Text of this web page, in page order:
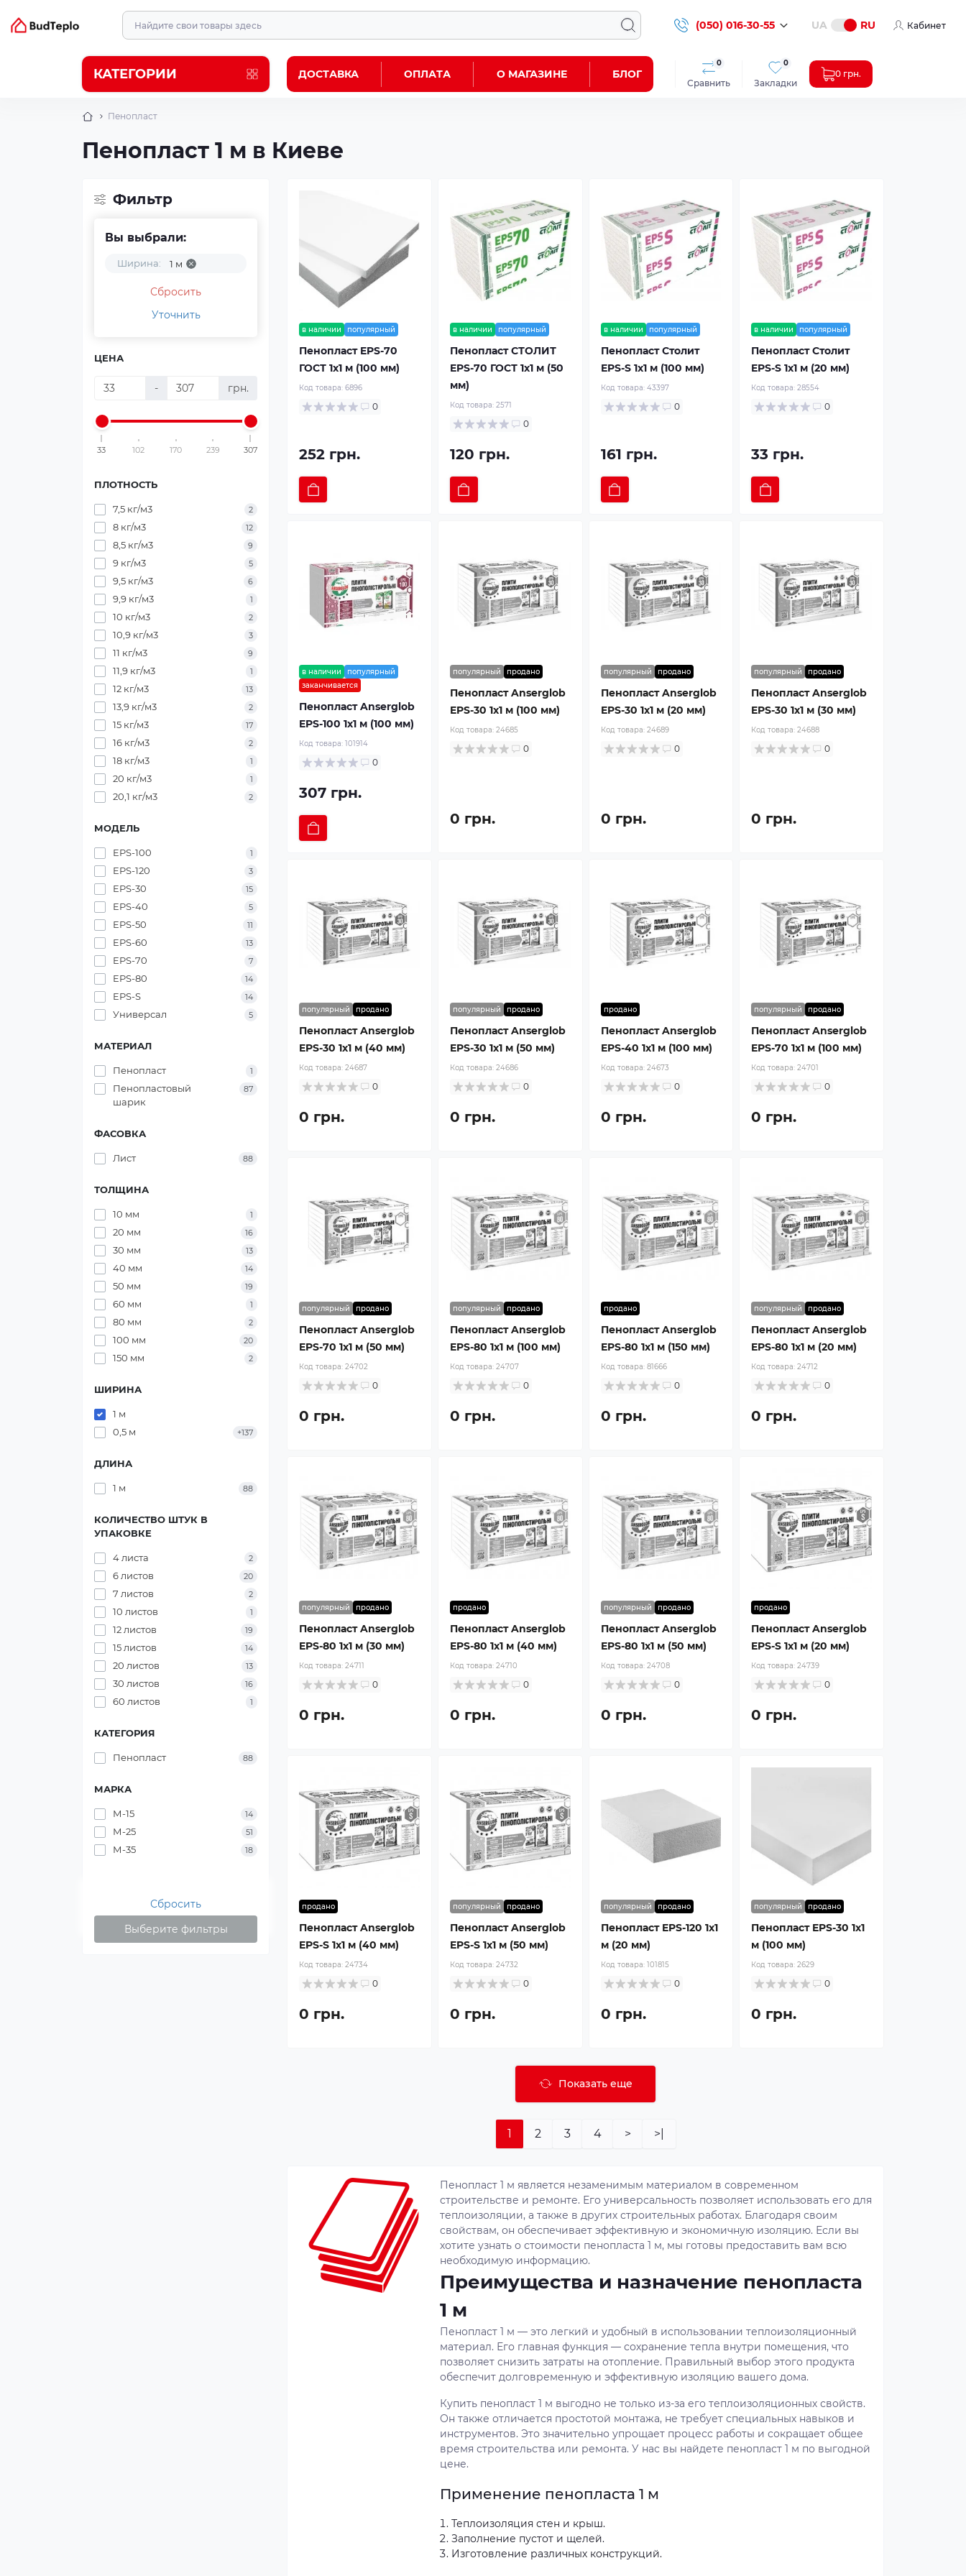
(050) 016-30-55 UA RU Кабинет
КАТЕГОРИИ ДОСТАВКА ОПЛАТА О МАГАЗИНЕ БЛОГ
Сравнить
0
Закладки
0
0 грн.
Пенопласт
Пенопласт 1 м в Киеве
Фильтр
Вы выбрали:
Ширина: 1 м
Сбросить
Уточнить
ЦЕНА
- грн.
33 102 170 239 307
ПЛОТНОСТЬ
7,5 кг/м3 2
8 кг/м3 12
8,5 кг/м3 9
9 кг/м3 5
9,5 кг/м3 6
9,9 кг/м3 1
10 кг/м3 2
10,9 кг/м3 3
11 кг/м3 9
11,9 кг/м3 1
12 кг/м3 13
13,9 кг/м3 2
15 кг/м3 17
16 кг/м3 2
18 кг/м3 1
20 кг/м3 1
20,1 кг/м3 2
МОДЕЛЬ
EPS-100 1
EPS-120 3
EPS-30 15
EPS-40 5
EPS-50 11
EPS-60 13
EPS-70 7
EPS-80 14
EPS-S 14
Универсал 5
МАТЕРИАЛ
Пенопласт 1
Пенопластовый
шарик
87
ФАСОВКА
Лист 88
ТОЛЩИНА
10 мм 1
20 мм 16
30 мм 13
40 мм 14
50 мм 19
60 мм 1
80 мм 2
100 мм 20
150 мм 2
ШИРИНА
1 м
0,5 м
+137
ДЛИНА
1 м 88
КОЛИЧЕСТВО ШТУК В
УПАКОВКЕ
4 листа 2
6 листов 20
7 листов 2
10 листов 1
12 листов 19
15 листов 14
20 листов 13
30 листов 16
60 листов 1
КАТЕГОРИЯ
Пенопласт 88
МАРКА
М-15 14
М-25 51
М-35 18
Сбросить
Выберите фильтры
в наличии популярный
Пенопласт EPS-70
ГОСТ 1x1 м (100 мм)
Код товара: 6896
0
252 грн.
в наличии популярный
Пенопласт СТОЛИТ
EPS-70 ГОСТ 1x1 м (50
мм)
Код товара: 2571
0
120 грн.
в наличии популярный
Пенопласт Столит
EPS-S 1x1 м (100 мм)
Код товара: 43397
0
161 грн.
в наличии популярный
Пенопласт Столит
EPS-S 1x1 м (20 мм)
Код товара:28554
0
33 грн.
в наличии
популярный
заканчивается
Пенопласт Anserglob
EPS-100 1x1 м (100 мм)
Код товара: 101914
0
307 грн.
популярный продано
Пенопласт Anserglob
EPS-30 1x1 м (100 мм)
Код товара: 24685
0
0 грн.
популярный продано
Пенопласт Anserglob
EPS-30 1x1 м (20 мм)
Код товара: 24689
0
0 грн.
популярный продано
Пенопласт Anserglob
EPS-30 1x1 м (30 мм)
Код товара:24688
0
0 грн.
популярный продано
Пенопласт Anserglob
EPS-30 1x1 м (40 мм)
Код товара: 24687
0
0 грн.
популярный продано
Пенопласт Anserglob
EPS-30 1x1 м (50 мм)
Код товара: 24686
0
0 грн.
продано
Пенопласт Anserglob
EPS-40 1x1 м (100 мм)
Код товара: 24673
0
0 грн.
популярный продано
Пенопласт Anserglob
EPS-70 1x1 м (100 мм)
Код товара:24701
0
0 грн.
популярный продано
Пенопласт Anserglob
EPS-70 1x1 м (50 мм)
Код товара: 24702
0
0 грн.
популярный продано
Пенопласт Anserglob
EPS-80 1x1 м (100 мм)
Код товара: 24707
0
0 грн.
продано
Пенопласт Anserglob
EPS-80 1x1 м (150 мм)
Код товара: 81666
0
0 грн.
популярный продано
Пенопласт Anserglob
EPS-80 1x1 м (20 мм)
Код товара:24712
0
0 грн.
популярный продано
Пенопласт Anserglob
EPS-80 1x1 м (30 мм)
Код товара: 24711
0
0 грн.
продано
Пенопласт Anserglob
EPS-80 1x1 м (40 мм)
Код товара: 24710
0
0 грн.
популярный продано
Пенопласт Anserglob
EPS-80 1x1 м (50 мм)
Код товара: 24708
0
0 грн.
продано
Пенопласт Anserglob
EPS-S 1x1 м (20 мм)
Код товара:24739
0
0 грн.
продано
Пенопласт Anserglob
EPS-S 1x1 м (40 мм)
Код товара: 24734
0
0 грн.
популярный продано
Пенопласт Anserglob
EPS-S 1x1 м (50 мм)
Код товара: 24732
0
0 грн.
популярный продано
Пенопласт EPS-120 1x1
м (20 мм)
Код товара: 101815
0
0 грн.
популярный продано
Пенопласт EPS-30 1x1
м (100 мм)
Код товара:2629
0
0 грн.
Показать еще
1 2 3 4 > >|
Пенопласт 1 м является незаменимым материалом в современном
строительстве и ремонте. Его универсальность позволяет использовать его для
теплоизоляции, а также в других строительных работах. Благодаря своим
свойствам, он обеспечивает эффективную и экономичную изоляцию. Если вы
хотите узнать о стоимости пенопласта 1 м, мы готовы предоставить вам всю
необходимую информацию.
Преимущества и назначение пенопласта
1 м
Пенопласт 1 м — это легкий и удобный в использовании теплоизоляционный
материал. Его главная функция — сохранение тепла внутри помещения, что
позволяет снизить затраты на отопление. Правильный выбор этого продукта
обеспечит долговременную и эффективную изоляцию вашего дома.
Купить пенопласт 1 м выгодно не только из-за его теплоизоляционных свойств.
Он также отличается простотой монтажа, не требует специальных навыков и
инструментов. Это значительно упрощает процесс работы и сокращает общее
время строительства или ремонта. У нас вы найдете пенопласт 1 м по выгодной
цене.
Применение пенопласта 1 м
Теплоизоляция стен и крыш.
Заполнение пустот и щелей.
Изготовление различных конструкций.